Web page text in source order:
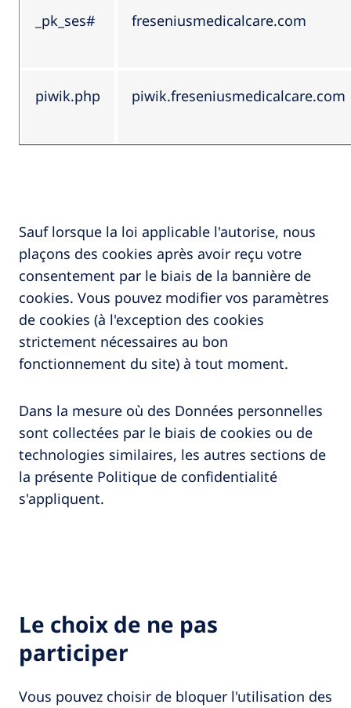
_pk_ses# freseniusmedicalcare.com
piwik.php piwik.freseniusmedicalcare.com
Sauf lorsque la loi applicable l'autorise, nous
plaçons des cookies après avoir reçu votre
consentement par le biais de la bannière de
cookies. Vous pouvez modifier vos paramètres
de cookies (à l'exception des cookies
strictement nécessaires au bon
fonctionnement du site) à tout moment.
Dans la mesure où des Données personnelles
sont collectées par le biais de cookies ou de
technologies similaires, les autres sections de
la présente Politique de confidentialité
s'appliquent.
Le choix de ne pas
participer
Vous pouvez choisir de bloquer l'utilisation des